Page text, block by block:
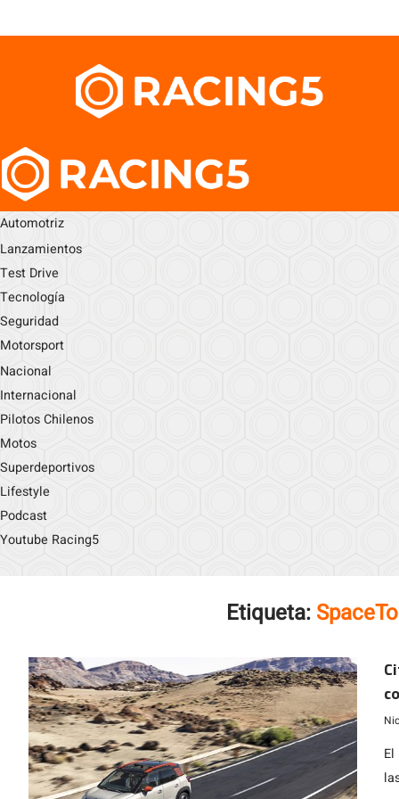
Automotriz
Lanzamientos
Test Drive
Tecnología
Seguridad
Motorsport
Nacional
Internacional
Pilotos Chilenos
Motos
Superdeportivos
Lifestyle
Podcast
Youtube Racing5
Etiqueta: